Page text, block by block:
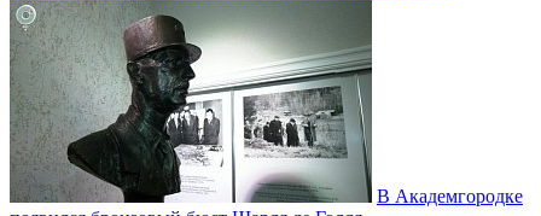
В Академгородке